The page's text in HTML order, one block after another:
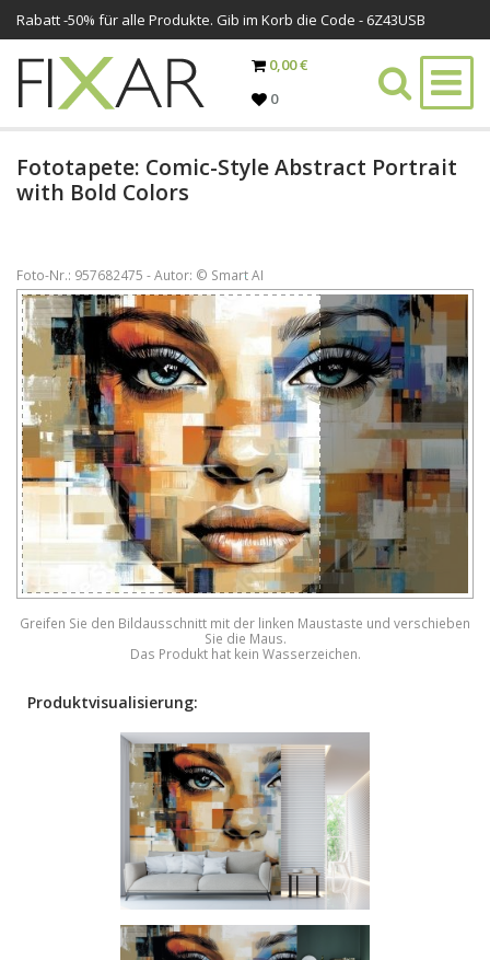
Rabatt -50% für alle Produkte. Gib im Korb die Code - 6Z43USB
0,00 €
0
Fototapete: Comic-Style Abstract Portrait
with Bold Colors
Foto-Nr.: 957682475 - Autor: © Smart AI
Greifen Sie den Bildausschnitt mit der linken Maustaste und verschieben
Sie die Maus.
Das Produkt hat kein Wasserzeichen.
Produktvisualisierung: